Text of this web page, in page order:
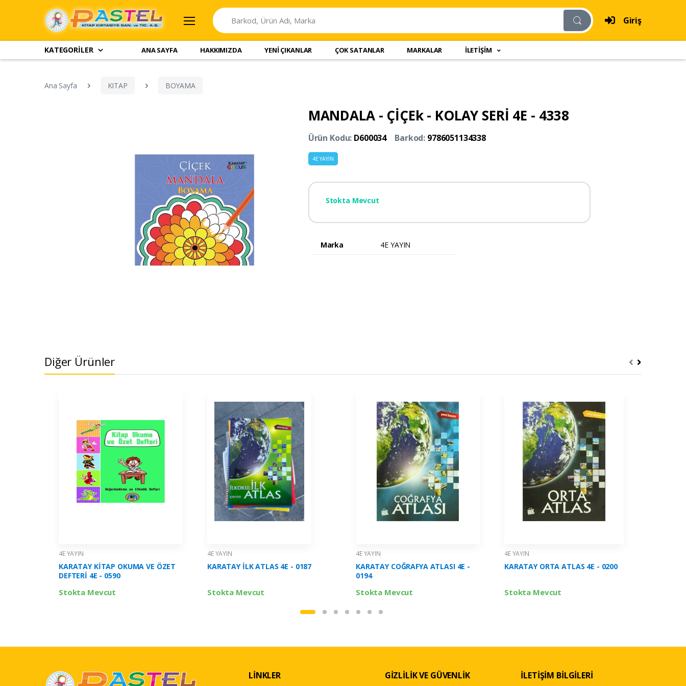
Giriş
KATEGORİLER ANA SAYFA HAKKIMIZDA YENİ ÇIKANLAR ÇOK SATANLAR MARKALAR İLETİŞİM
Ana Sayfa KITAP BOYAMA
MANDALA - ÇİÇEk - KOLAY SERİ 4E - 4338
Ürün Kodu: D600034 Barkod: 9786051134338
4E YAYIN
Stokta Mevcut
Marka 4E YAYIN
Diğer Ürünler
4E YAYIN
KARATAY KİTAP OKUMA VE ÖZET
DEFTERİ 4E - 0590
Stokta Mevcut
4E YAYIN
KARATAY İLK ATLAS 4E - 0187
Stokta Mevcut
4E YAYIN
KARATAY COĞRAFYA ATLASI 4E -
0194
Stokta Mevcut
4E YAYIN
KARATAY ORTA ATLAS 4E - 0200
Stokta Mevcut
LİNKLER GİZLİLİK VE GÜVENLİK İLETİŞİM BİLGİLERİ